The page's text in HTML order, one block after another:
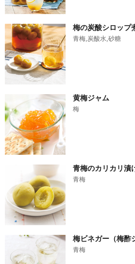
梅の炭酸シロップ
青梅,炭酸水,砂糖
黄梅ジャム
梅
青梅のカリカリ漬
青梅
梅ビネガー（梅酢
青梅